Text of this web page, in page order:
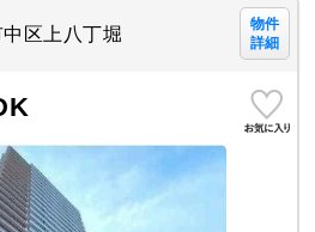
中区上八丁堀
物件
詳細